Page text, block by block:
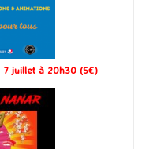
7 juillet à 20h30 (5€)